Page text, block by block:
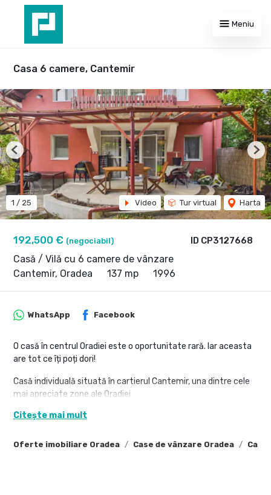
Meniu
Casa 6 camere, Cantemir
ID CP3127668
192,500 € (negociabil)
Casă / Vilă cu 6 camere de vânzare
Cantemir, Oradea
137 mp 1996
1 / 25 Video Tur virtual Harta
Previous
Oferte imobiliare Oradea Case de vânzare Oradea
WhatsApp Facebook
O casă în centrul Oradiei este o oportunitate rară. Iar aceasta
are tot ce îți poți dori!
Casă individuală situată în cartierul Cantemir, una dintre cele
mai apreciate zone ale Oradiei
Suprafață teren: 236 mp
Citește mai mult